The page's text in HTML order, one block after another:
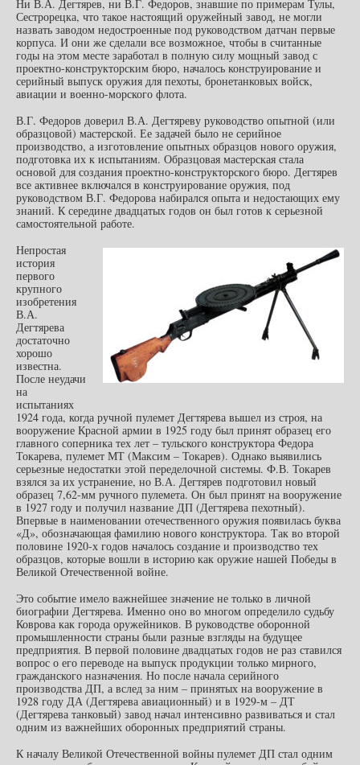
Ни В.А. Дегтярев, ни В.Г. Федоров, знавшие по примерам Тулы,
Сестрорецка, что такое настоящий оружейный завод, не могли
назвать заводом недостроенные под руководством датчан первые
корпуса. И они же сделали все возможное, чтобы в считанные
годы на этом месте заработал в полную силу мощный завод с
проектно-конструкторским бюро, началось конструирование и
серийный выпуск оружия для пехоты, бронетанковых войск,
авиации и военно-морского флота.
В.Г. Федоров доверил В.А. Дегтяреву руководство опытной (или
образцовой) мастерской. Ее задачей было не серийное
производство, а изготовление опытных образцов нового оружия,
подготовка их к испытаниям. Образцовая мастерская стала
основой для создания проектно-конструкторского бюро. Дегтярев
все активнее включался в конструирование оружия, под
руководством В.Г. Федорова набирался опыта и недостающих ему
знаний. К середине двадцатых годов он был готов к серьезной
самостоятельной работе.
Непростая
история
первого
крупного
изобретения
В.А.
Дегтярева
достаточно
хорошо
известна.
После неудачи
на
испытаниях
1924 года, когда ручной пулемет Дегтярева вышел из строя, на
вооружение Красной армии в 1925 году был принят образец его
главного соперника тех лет – тульского конструктора Федора
Токарева, пулемет МТ (Максим – Токарев). Однако выявились
серьезные недостатки этой переделочной системы. Ф.В. Токарев
взялся за их устранение, но В.А. Дегтярев подготовил новый
образец 7,62-мм ручного пулемета. Он был принят на вооружение
в 1927 году и получил название ДП (Дегтярева пехотный).
Впервые в наименовании отечественного оружия появилась буква
«Д», обозначающая фамилию нового конструктора. Так во второй
половине 1920-х годов началось создание и производство тех
образцов, которые вошли в историю как оружие нашей Победы в
Великой Отечественной войне.
Это событие имело важнейшее значение не только в личной
биографии Дегтярева. Именно оно во многом определило судьбу
Коврова как города оружейников. В руководстве оборонной
промышленности страны были разные взгляды на будущее
предприятия. В первой половине двадцатых годов не раз ставился
вопрос о его переводе на выпуск продукции только мирного,
гражданского назначения. Но после начала серийного
производства ДП, а вслед за ним – принятых на вооружение в
1928 году ДА (Дегтярева авиационный) и в 1929-м – ДТ
(Дегтярева танковый) завод начал интенсивно развиваться и стал
одним из важнейших оборонных предприятий страны.
К началу Великой Отечественной войны пулемет ДП стал одним